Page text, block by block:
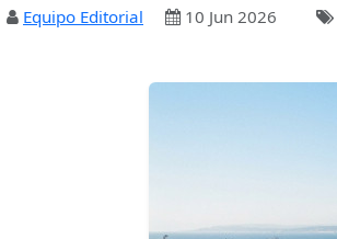
Equipo Editorial 10 Jun 2026